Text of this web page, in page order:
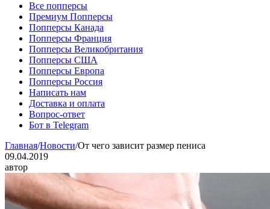
Все попперсы
Премиум Попперсы
Попперсы Канада
Попперсы Франция
Попперсы Великобритания
Попперсы США
Попперсы Европа
Попперсы Россия
Написать нам
Доставка и оплата
Вопрос-ответ
Бот в Telegram
Главная/Новости/От чего зависит размер пениса
09.04.2019
автор